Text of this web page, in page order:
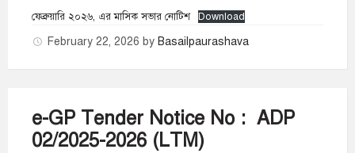
ফেব্রুয়ারি ২০২৬, এর মাসিক সভার নোটিশ Download
February 22, 2026 by Basailpaurashava
e-GP Tender Notice No : ADP
02/2025-2026 (LTM)